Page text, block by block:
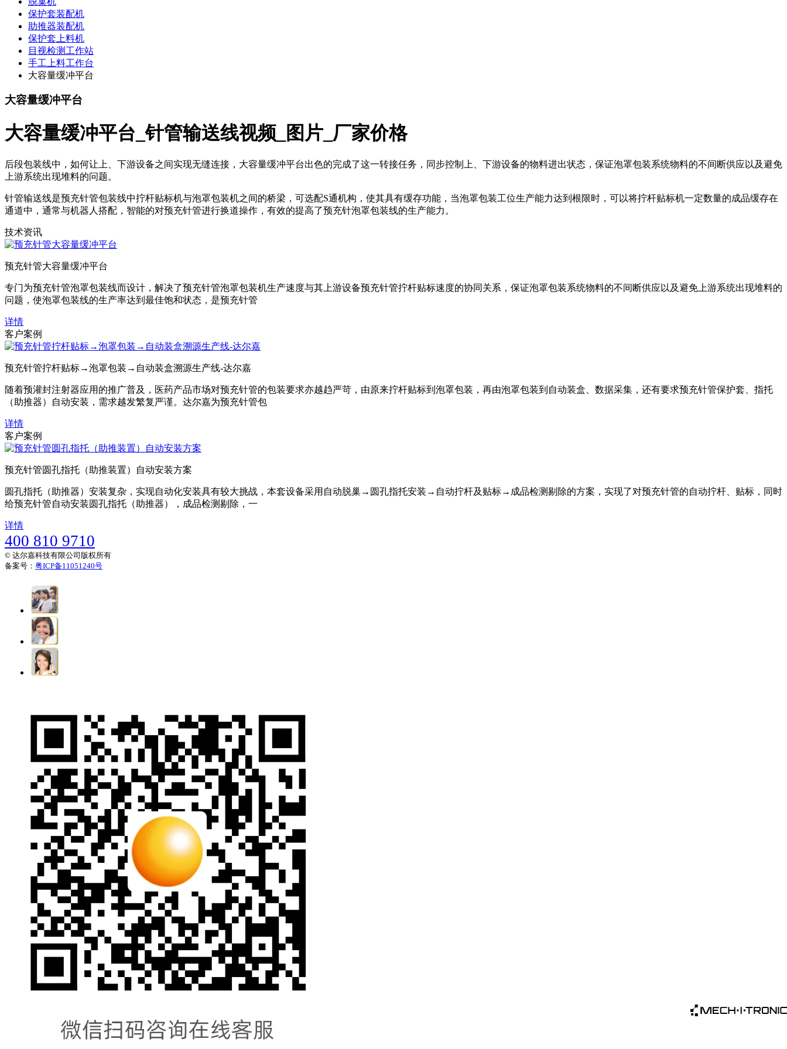
保护套装配机
助推器装配机
保护套上料机
目视检测工作站
手工上料工作台
大容量缓冲平台
大容量缓冲平台
大容量缓冲平台_针管输送线视频_图片_厂家价格
后段包装线中，如何让上、下游设备之间实现无缝连接，大容量缓冲平台出色的完成了这一转接任务，同步控制上、下游设备的物料进出状态，保证泡罩包装系统物料的不间断供应以及避免
上游系统出现堆料的问题。
针管输送线是预充针管包装线中拧杆贴标机与泡罩包装机之间的桥梁，可选配S通机构，使其具有缓存功能，当泡罩包装工位生产能力达到根限时，可以将拧杆贴标机一定数量的成品缓存在
通道中，通常与机器人搭配，智能的对预充针管进行换道操作，有效的提高了预充针泡罩包装线的生产能力。
技术资讯
预充针管大容量缓冲平台
专门为预充针管泡罩包装线而设计，解决了预充针管泡罩包装机生产速度与其上游设备预充针管拧杆贴标速度的协同关系，保证泡罩包装系统物料的不间断供应以及避免上游系统出现堆料的
问题，使泡罩包装线的生产率达到最佳饱和状态，是预充针管
详情
客户案例
预充针管拧杆贴标→泡罩包装→自动装盒溯源生产线-达尔嘉
随着预灌封注射器应用的推广普及，医药产品市场对预充针管的包装要求亦越趋严苛，由原来拧杆贴标到泡罩包装，再由泡罩包装到自动装盒、数据采集，还有要求预充针管保护套、指托
（助推器）自动安装，需求越发繁复严谨。达尔嘉为预充针管包
详情
客户案例
预充针管圆孔指托（助推装置）自动安装方案
圆孔指托（助推器）安装复杂，实现自动化安装具有较大挑战，本套设备采用自动脱巢→圆孔指托安装→自动拧杆及贴标→成品检测剔除的方案，实现了对预充针管的自动拧杆、贴标，同时
给预充针管自动安装圆孔指托（助推器），成品检测剔除，一
详情
400 810 9710
© 达尔嘉科技有限公司版权所有
备案号： 粤ICP备11051240号